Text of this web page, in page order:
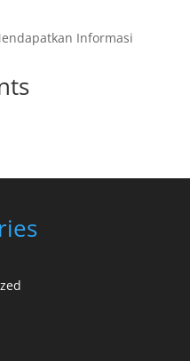
Informasi